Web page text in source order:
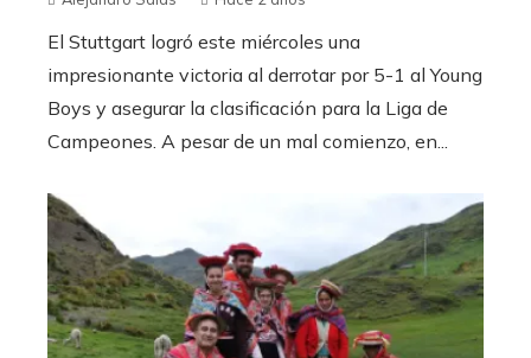
El Stuttgart logró este miércoles una
impresionante victoria al derrotar por 5-1 al Young
Boys y asegurar la clasificación para la Liga de
Campeones. A pesar de un mal comienzo, en...